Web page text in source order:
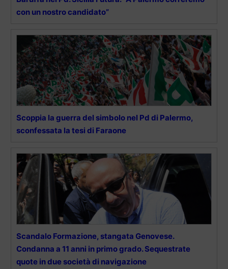
con un nostro candidato”
Scoppia la guerra del simbolo nel Pd di Palermo,
sconfessata la tesi di Faraone
Scandalo Formazione, stangata Genovese.
Condanna a 11 anni in primo grado. Sequestrate
quote in due società di navigazione